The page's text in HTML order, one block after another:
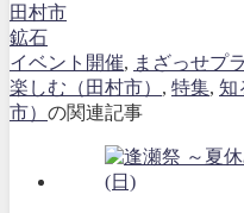
田村市
鉱石
イベント開催, まざっせプ
楽しむ（田村市） , 特集, 知
市） の関連記事